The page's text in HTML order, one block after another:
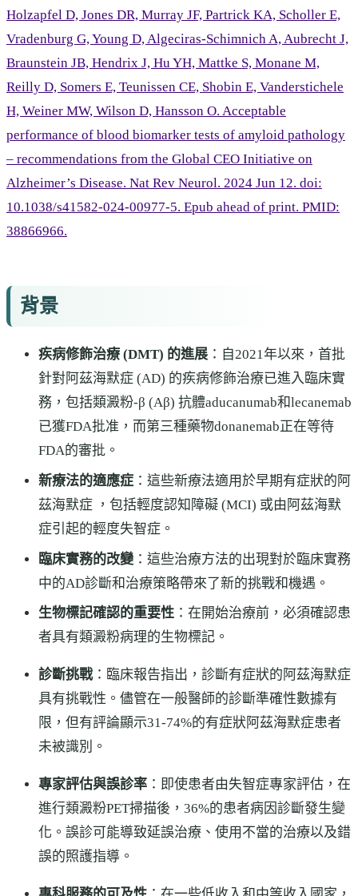
Holzapfel D, Jones DR, Murray JF, Partrick KA, Scholler E,
Vradenburg G, Young D, Algeciras-Schimnich A, Aubrecht J,
Braunstein JB, Hendrix J, Hu YH, Mattke S, Monane M,
Reilly D, Somers E, Teunissen CE, Shobin E, Vanderstichele
H, Weiner MW, Wilson D, Hansson O. Acceptable
performance of blood biomarker tests of amyloid pathology
– recommendations from the Global CEO Initiative on
Alzheimer’s Disease. Nat Rev Neurol. 2024 Jun 12. doi:
10.1038/s41582-024-00977-5. Epub ahead of print. PMID:
38866966.
背景
疾病修飾治療 (DMT) 的進展 ：自2021年以來，首批
針對阿茲海默症 (AD) 的疾病修飾治療已進入臨床實
務，包括類澱粉-β (Aβ) 抗體aducanumab和lecanemab
已獲FDA批准，而第三種藥物donanemab正在等待
FDA的審批。
新療法的適應症 ：這些新療法適用於早期有症狀的阿
茲海默症 ，包括輕度認知障礙 (MCI) 或由阿茲海默
症引起的輕度失智症。
臨床實務的改變 ：這些治療方法的出現對於臨床實務
中的AD診斷和治療策略帶來了新的挑戰和機遇。
生物標記確認的重要性 ：在開始治療前，必須確認患
者具有類澱粉病理的生物標記。
診斷挑戰：臨床報告指出，診斷有症狀的阿茲海默症
具有挑戰性。儘管在一般醫師的診斷準確性數據有
限，但有評論顯示31-74%的有症狀阿茲海默症患者
未被識別。
專家評估與誤診率 ：即使患者由失智症專家評估，在
進行類澱粉PET掃描後，36%的患者病因診斷發生變
化。誤診可能導致延誤治療、使用不當的治療以及錯
誤的照護指導。